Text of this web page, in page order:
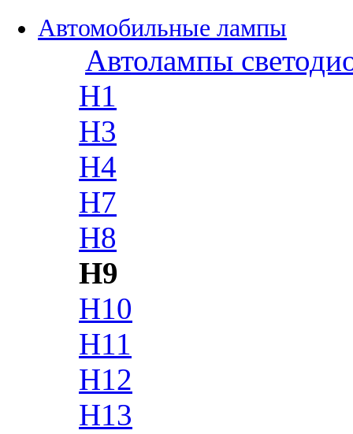
Автомобильные лампы
Автолампы
H1
H3
H4
H7
H8
H9
H10
H11
H12
H13